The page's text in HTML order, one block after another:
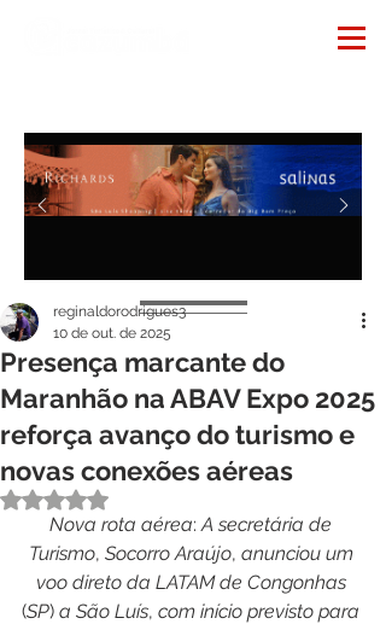
Presença marcante do
Maranhão na ABAV Expo 2025
reforça avanço do turismo e
novas conexões aéreas
reginaldorodrigues3
10 de out. de 2025
Avaliado com NaN de 5 estrelas.
Nova rota aérea: A secretária de
Turismo, Socorro Araújo, anunciou um
voo direto da LATAM de Congonhas
(SP) a São Luís, com início previsto para